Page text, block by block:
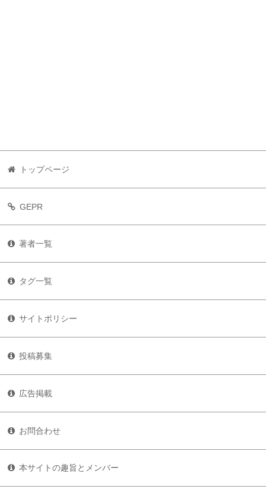
トップページ
GEPR
著者一覧
タグ一覧
サイトポリシー
投稿募集
広告掲載
お問合わせ
本サイトの趣旨とメンバー